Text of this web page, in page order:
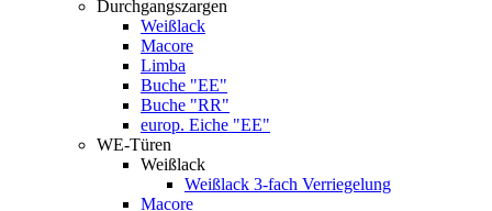
Durchgangszargen
Weißlack
Macore
Limba
Buche "EE"
Buche "RR"
europ. Eiche "EE"
WE-Türen
Weißlack
Weißlack 3-fach Verriegelung
Macore